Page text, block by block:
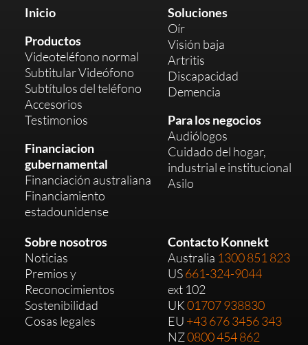
Inicio
Productos
Videoteléfono normal
Subtitular Videófono
Subtítulos del teléfono
Accesorios
Testimonios
Financiacion
gubernamental
Financiación australiana
Financiamiento
estadounidense
Soluciones
Oír
Visión baja
Artritis
Discapacidad
Demencia
Para los negocios
Audiólogos
Cuidado del hogar,
industrial e institucional
Asilo
Sobre nosotros
Noticias
Premios y
Reconocimientos
Sostenibilidad
Cosas legales
Contacto Konnekt
Australia 1300 851 823
US661-324-9044
ext 102
UK01707 938830
EU +43 676 3456 343
NZ0800 454 862